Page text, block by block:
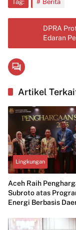
Tag: Berita
DPRA
Edaran
Artikel
Lingkungan
Aceh Raih
Subroto atas
Energi Berbasis